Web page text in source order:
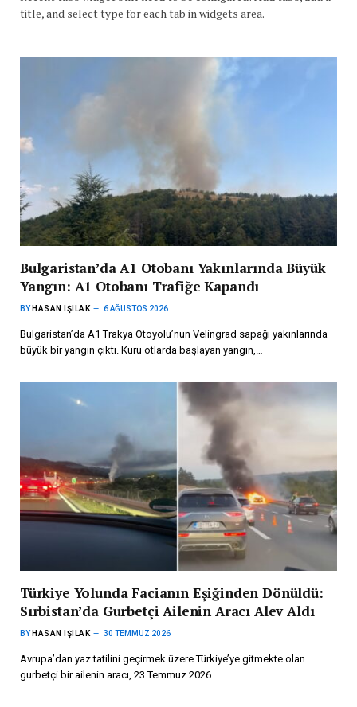
title, and select type for each tab in widgets area.
Bulgaristan’da A1 Otobanı Yakınlarında Büyük
Yangın: A1 Otobanı Trafiğe Kapandı
BY HASAN IŞILAK 6 AĞUSTOS 2026
Bulgaristan’da A1 Trakya Otoyolu’nun Velingrad sapağı yakınlarında
büyük bir yangın çıktı. Kuru otlarda başlayan yangın,…
Türkiye Yolunda Facianın Eşiğinden Dönüldü:
Sırbistan’da Gurbetçi Ailenin Aracı Alev Aldı
BY HASAN IŞILAK 30 TEMMUZ 2026
Avrupa’dan yaz tatilini geçirmek üzere Türkiye’ye gitmekte olan
gurbetçi bir ailenin aracı, 23 Temmuz 2026…